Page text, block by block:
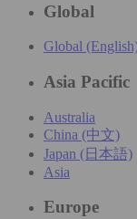
Global
Global
Asia Pacific
Australia
China (中文)
Japan (日本語)
Asia
Europe